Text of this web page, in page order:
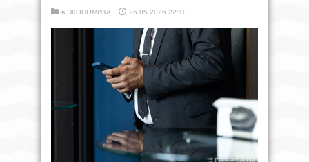
в ЭКОНОМИКА 26.05.2026 22:10